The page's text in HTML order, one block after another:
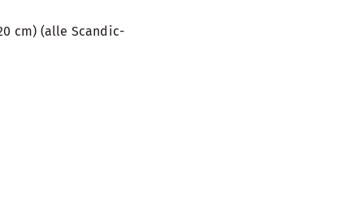
cm) (alle Scandic-